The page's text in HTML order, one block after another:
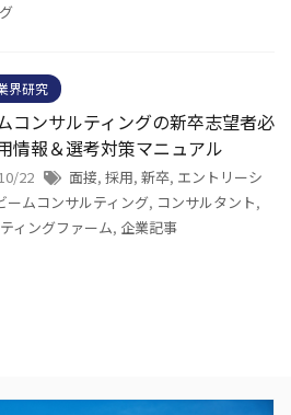
界研究
コンサルティングの新卒志望者必
情報＆選考対策マニュアル
22 面接, 採用, 新卒, エントリーシ
ームコンサルティング, コンサルタント,
ィングファーム, 企業記事